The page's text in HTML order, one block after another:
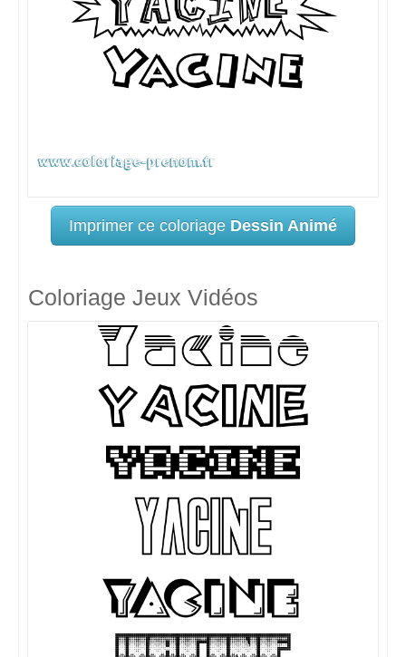
Imprimer ce coloriage Dessin Animé
Coloriage Jeux Vidéos